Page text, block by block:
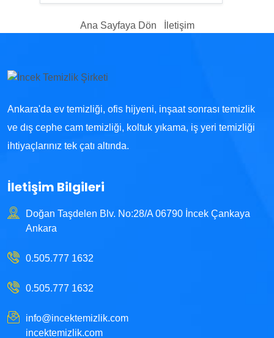
Ana Sayfaya Dön İletişim
Ankara'da ev temizliği, ofis hijyeni, inşaat sonrası temizlik
ve dış cephe cam temizliği, koltuk yıkama, iş yeri temizliği
ihtiyaçlarınız tek çatı altında.
İletişim Bilgileri
Doğan Taşdelen Blv. No:28/A 06790 İncek Çankaya
Ankara
0.505.777 1632
0.505.777 1632
info@incektemizlik.com
incektemizlik.com